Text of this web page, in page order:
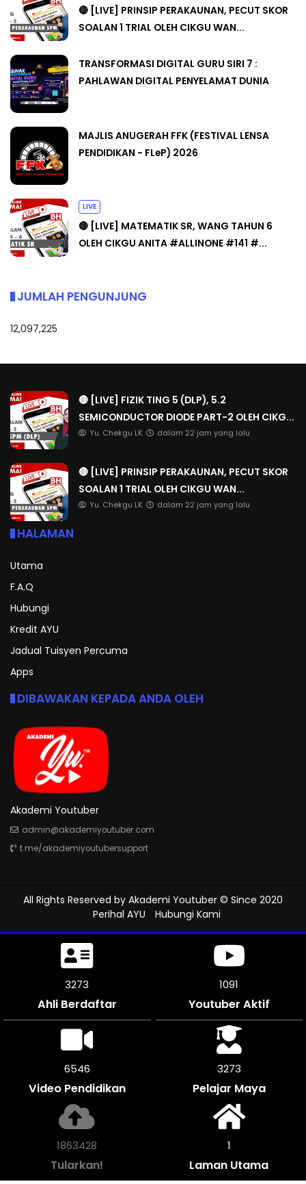
🔴 [LIVE] PRINSIP PERAKAUNAN, PECUT SKOR
SOALAN 1 TRIAL OLEH CIKGU WAN...
TRANSFORMASI DIGITAL GURU SIRI 7 :
PAHLAWAN DIGITAL PENYELAMAT DUNIA
MAJLIS ANUGERAH FFK (FESTIVAL LENSA
PENDIDIKAN - FLeP) 2026
LIVE
🔴 [LIVE] MATEMATIK SR, WANG TAHUN 6
OLEH CIKGU ANITA #ALLINONE #141 #...
JUMLAH PENGUNJUNG
12,097,225
🔴 [LIVE] FIZIK TING 5 (DLP), 5.2
SEMICONDUCTOR DIODE PART-2 OLEH CIKG...
Yu. Chekgu LK dalam 22 jam yang lalu
🔴 [LIVE] PRINSIP PERAKAUNAN, PECUT SKOR
SOALAN 1 TRIAL OLEH CIKGU WAN...
Yu. Chekgu LK dalam 22 jam yang lalu
HALAMAN
Utama
F.A.Q
Hubungi
Kredit AYU
Jadual Tuisyen Percuma
Apps
DIBAWAKAN KEPADA ANDA OLEH
Akademi Youtuber
admin@akademiyoutuber.com
t.me/akademiyoutubersupport
All Rights Reserved by Akademi Youtuber © Since 2020
Perihal AYU
Hubungi Kami
3660
Ahli Berdaftar
1219
Youtuber Aktif
7314
Video Pendidikan
3657
Pelajar Maya
2082052
Tularkan!
1
Laman Utama